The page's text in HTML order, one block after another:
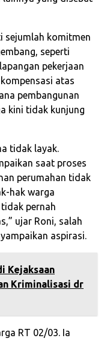
sejumlah komitmen
seperti
pekerjaan
atas
pembangunan
kini tidak kunjung
tidak layak.
saat proses
perumahan tidak
hak warga
pernah
ujar Roni, salah
aspirasi.
Kejaksaan
Kriminalisasi dr
RT 02/03. Ia